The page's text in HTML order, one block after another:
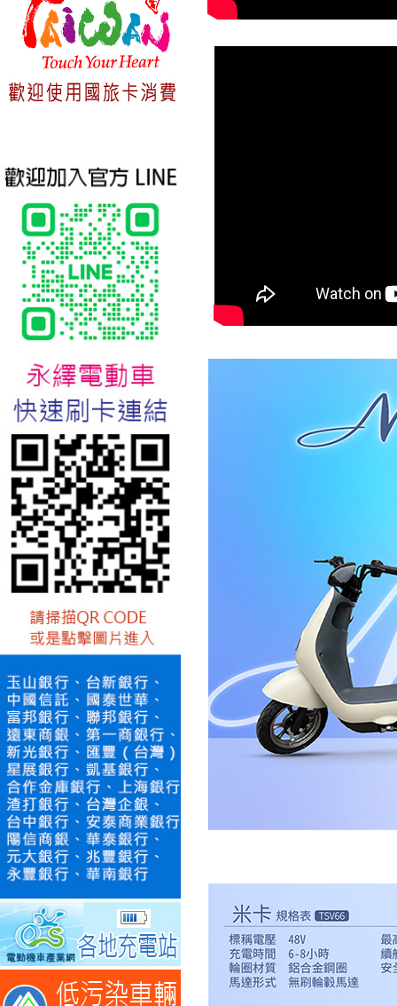
馬18吋電動輔助自行車 CHT-
027
台北新北蘆洲永繹電動車業威
勝16吋電動輔助自行車:TSV19
美樂蒂(Melody)